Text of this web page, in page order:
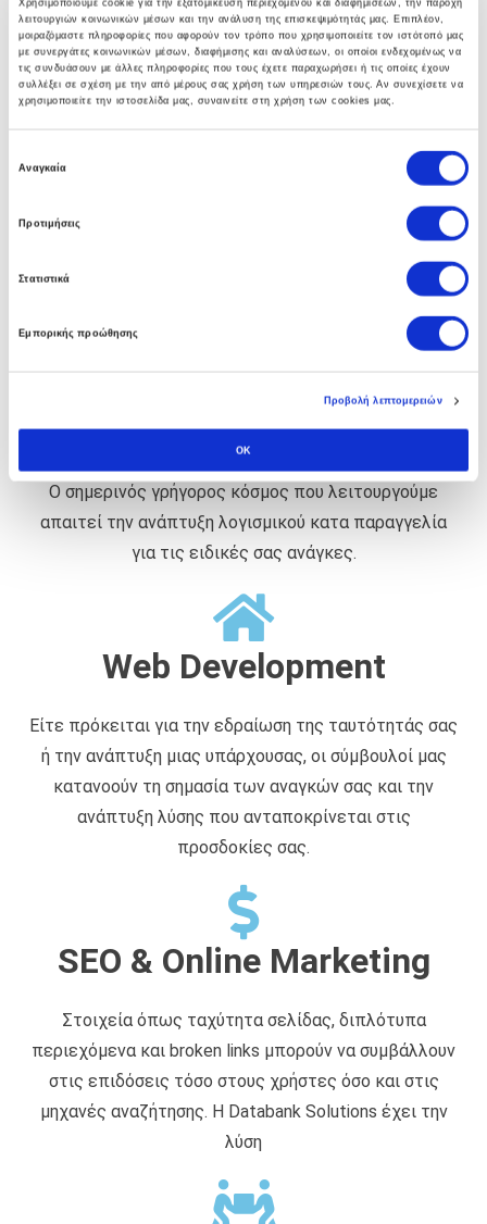
Χρησιμοποιούμε cookie για την εξατομίκευση περιεχομένου και διαφημίσεων, την παροχή
λειτουργιών κοινωνικών μέσων και την ανάλυση της επισκεψιμότητάς μας. Επιπλέον,
μοιραζόμαστε πληροφορίες που αφορούν τον τρόπο που χρησιμοποιείτε τον ιστότοπό μας
με συνεργάτες κοινωνικών μέσων, διαφήμισης και αναλύσεων, οι οποίοι ενδεχομένως να
τις συνδυάσουν με άλλες πληροφορίες που τους έχετε παραχωρήσει ή τις οποίες έχουν
συλλέξει σε σχέση με την από μέρους σας χρήση των υπηρεσιών τους. Αν συνεχίσετε να
χρησιμοποιείτε την ιστοσελίδα μας, συναινείτε στη χρήση των cookies μας.
Αναγκαία
Προτιμήσεις
Στατιστικά
Εμπορικής προώθησης
Προβολή λεπτομερειών
OK
γκάμα υπηρεσιών που βοηθούν στην αναπτύξη
ολοκληρωμένων λύσεων υποδομής.
Η πολυετής εμπειρία των συμβούλων μας στο Soft1
ERP αλλα και άψογη συνεργασία με την SoftOne
εγγυάται στην επιχείρηση σας τα οφέλη απο την
Custom Software
Ο σημερινός γρήγορος κόσμος που λειτουργούμε
απαιτεί την ανάπτυξη λογισμικού κατα παραγγελία
για τις ειδικές σας ανάγκες.
Web Development
Είτε πρόκειται για την εδραίωση της ταυτότητάς σας
ή την ανάπτυξη μιας υπάρχουσας, οι σύμβουλοί μας
κατανοούν τη σημασία των αναγκών σας και την
ανάπτυξη λύσης που ανταποκρίνεται στις
προσδοκίες σας.
SEO & Online Marketing
Στοιχεία όπως ταχύτητα σελίδας, διπλότυπα
περιεχόμενα και broken links μπορούν να συμβάλλουν
στις επιδόσεις τόσο στους χρήστες όσο και στις
μηχανές αναζήτησης. Η Databank Solutions έχει την
λύση